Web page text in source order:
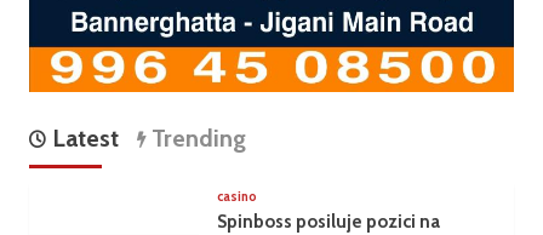
Latest Trending
casino
Spinboss posiluje pozici na